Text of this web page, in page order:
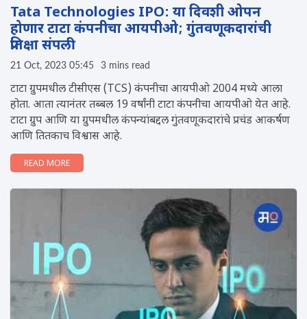
Tata Technologies IPO: या दिवशी ओपन
होणार टाटा कंपनीचा आयपीओ; गुंतवणूकदारांची
प्रतिक्षा संपली
21 Oct, 2023 05:45 3 mins read
टाटा ग्रुपमधील टीसीएस (TCS) कंपनीचा आयपीओ 2004 मध्ये आला
होता. आता त्यानंतर तब्बल 19 वर्षांनी टाटा कंपनीचा आयपीओ येत आहे.
टाटा ग्रुप आणि या ग्रुपमधील कंपन्यांबद्दल गुंतवणूकदारांचे प्रचंड आकर्षण
आणि तितकाच विश्वास आहे.
READ MORE